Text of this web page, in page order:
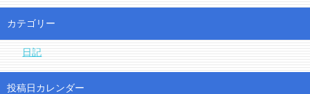
カテゴリー
日記
投稿日カレンダー